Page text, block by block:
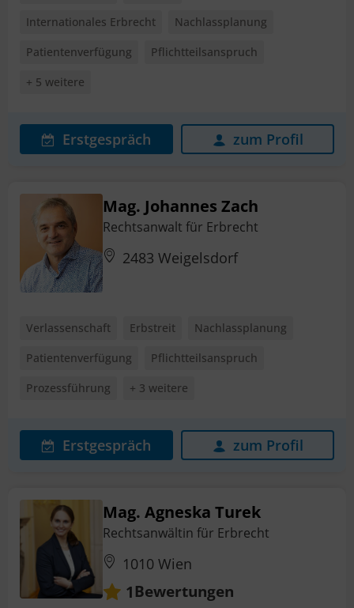
Internationales Erbrecht
Nachlassplanung
Patientenverfügung
Pflichtteilsanspruch
+ 5 weitere
Erstgespräch zum Profil
Mag. Johannes Zach
Rechtsanwalt für Erbrecht
2483 Weigelsdorf
Verlassenschaft Erbstreit
Nachlassplanung
Patientenverfügung
Pflichtteilsanspruch
Prozessführung
+ 3 weitere
Erstgespräch zum Profil
Mag. Agneska Turek
Rechtsanwältin für Erbrecht
1010 Wien
1Bewertungen